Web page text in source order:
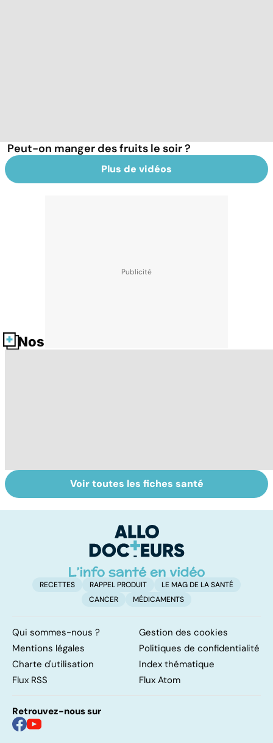
Peut-on manger des fruits le soir ?
Plus de vidéos
Nos fiches santé
Les agrumes et
leurs bienfaits
Le magnésium,
un oligo-élément
Voir toutes les fiches santé
RECETTES RAPPEL PRODUIT
LE MAG DE LA SANTÉ
CANCER
MÉDICAMENTS
Qui sommes-nous ?
Gestion des cookies
Mentions légales
Politiques de confidentialité
Charte d'utilisation
Index thématique
Flux RSS
Flux Atom
Retrouvez-nous sur